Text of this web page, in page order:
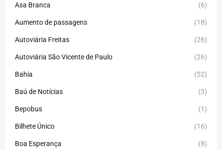
Asa Branca (6)
Aumento de passagens (18)
Autoviária Freitas (26)
Autoviária São Vicente de Paulo (26)
Bahia (52)
Baú de Notícias (3)
Bepobus (1)
Bilhete Único (16)
Boa Esperança (8)